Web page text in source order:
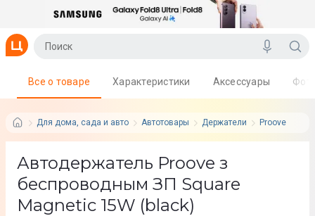
Для дома, сада и авто Автотовары Держатели Proove
Все о товаре Характеристики Аксессуары
Автодержатель Proove з
беспроводным ЗП Square
Magnetic 15W (black)